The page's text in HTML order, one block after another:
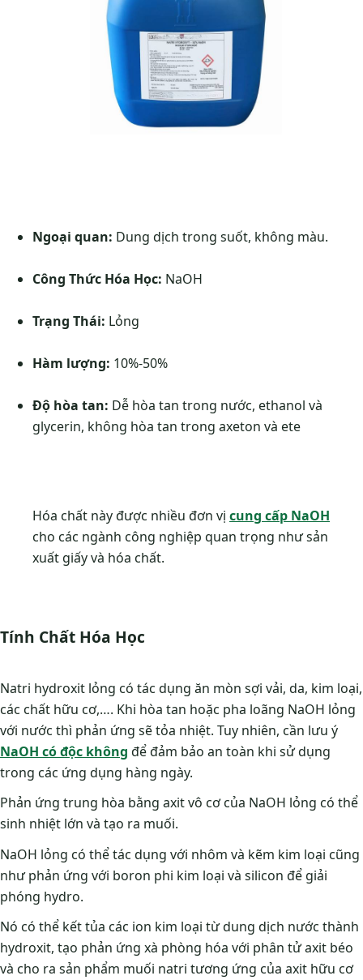
Ngoại quan: Dung dịch trong suốt, không màu.
Công Thức Hóa Học: NaOH
Trạng Thái: Lỏng
Hàm lượng: 10%-50%
Độ hòa tan: Dễ hòa tan trong nước, ethanol và
glycerin, không hòa tan trong axeton và ete
Hóa chất này được nhiều đơn vị cung cấp NaOH
cho các ngành công nghiệp quan trọng như sản
xuất giấy và hóa chất.
Tính Chất Hóa Học
Natri hydroxit lỏng có tác dụng ăn mòn sợi vải, da, kim loại,
các chất hữu cơ,…. Khi hòa tan hoặc pha loãng NaOH lỏng
với nước thì phản ứng sẽ tỏa nhiệt. Tuy nhiên, cần lưu ý
NaOH có độc không để đảm bảo an toàn khi sử dụng
trong các ứng dụng hàng ngày.
Phản ứng trung hòa bằng axit vô cơ của NaOH lỏng có thể
sinh nhiệt lớn và tạo ra muối.
NaOH lỏng có thể tác dụng với nhôm và kẽm kim loại cũng
như phản ứng với boron phi kim loại và silicon để giải
phóng hydro.
Nó có thể kết tủa các ion kim loại từ dung dịch nước thành
hydroxit, tạo phản ứng xà phòng hóa với phân tử axit béo
và cho ra sản phẩm muối natri tương ứng của axit hữu cơ